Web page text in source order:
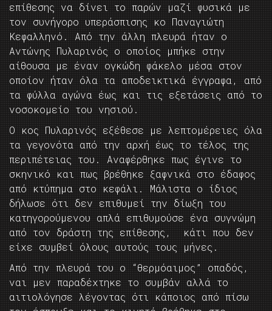
επίθεσης να δίνει το παρών μαζί φυσικά με
τον συνήγορο υπεράσπισης κο Παναγιώτη
Κεφαλληνό. Από την άλλη πλευρά ήταν ο
Αντώνης Πυλαρινός ο οποίος μπήκε στην
αίθουσα με έναν ογκώδη φάκελο μέσα στον
οποίον ήταν όλα τα αποδεικτικά έγγραφα, από
τα φύλλα αγώνα έως και τις εξετάσεις από το
νοσοκομείο του νησιού.
Ο κος Πυλαρινός εξέθεσε με λεπτομέρειες όλα
τα γεγονότα από την αρχή έως το τέλος της
περιπέτειας του. Αναφέρθηκε πως έγινε το
σκηνικό και πως βρέθηκε ξαφνικά στο έδαφος
από κτύπημα στο κεφάλι. Μάλιστα ο ίδιος
δήλωσε ότι δεν επιθυμεί την δίωξη του
κατηγορούμενου απλά επιθυμούσε ένα συγνώμη
από τον δράστη της επίθεσης, κάτι που δεν
είχε συμβεί όλους αυτούς τους μήνες.
Από την πλευρά του ο “θερμόαιμος” οπαδός,
ναι μεν παραδέχτηκε το συμβάν αλλά το
αιτιολόγησε λέγοντας ότι κάποιος από πίσω